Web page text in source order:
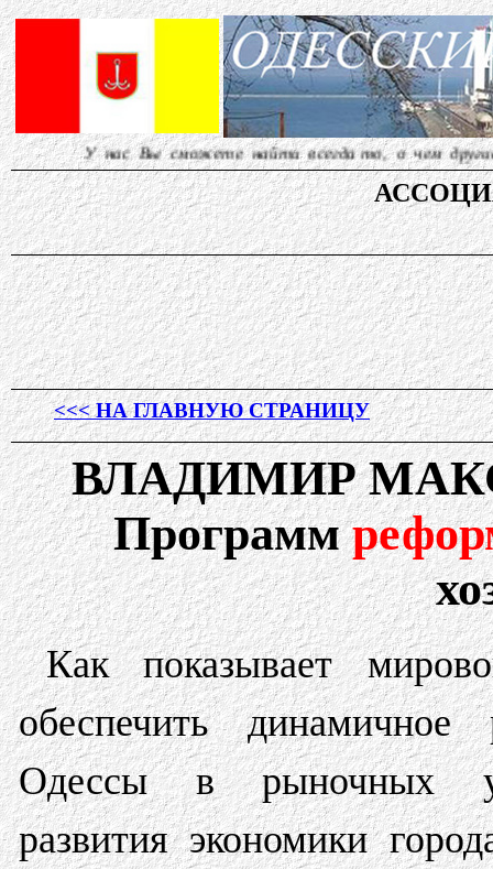
Вы сможете найти всегда то, о чем другие молчат...
<<< НА ГЛАВНУЮ СТРАНИЦУ
ВЛАДИМИР
Программ
Как показывает
обеспечить динамичное
Одессы в рыночных
развития экономики